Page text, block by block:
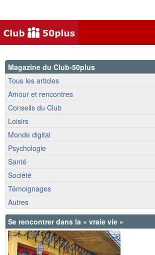
Magazine du Club-50plus
Tous les articles
Amour et rencontres
Conseils du Club
Loisirs
Monde digital
Psychologie
Santé
Société
Témoignages
Autres
Se rencontrer dans la « vraie vie »